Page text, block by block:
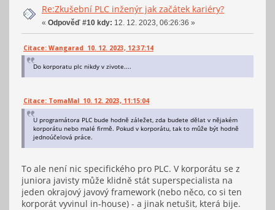
Re:Zkušební PLC inženýr jak začátek kariéry?
« Odpověď #10 kdy: 12. 12. 2023, 06:26:36 »
Citace: Wangarad 10. 12. 2023, 12:37:14
Do korporatu plc nikdy v zivote....
Citace: TomaMal 10. 12. 2023, 11:15:04
U programátora PLC bude hodně záležet, zda budete dělat v nějakém
korporátu nebo malé firmě. Pokud v korporátu, tak to může být hodně
jednoúčelová práce.
To ale není nic specifického pro PLC. V korporátu se z
juniora javisty může klidně stát superspecialista na
jeden okrajový javový framework (nebo něco, co si ten
korporát vyvinul in-house) - a jinak netušit, která bije.